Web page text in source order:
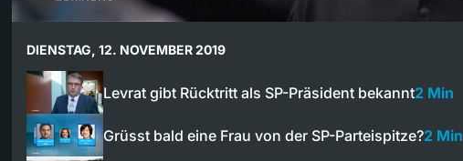
DIENSTAG, 12. NOVEMBER 2019
Levrat gibt Rücktritt als SP-Präsident bekannt2 Min
Grüsst bald eine Frau von der SP-Parteispitze?2 Min